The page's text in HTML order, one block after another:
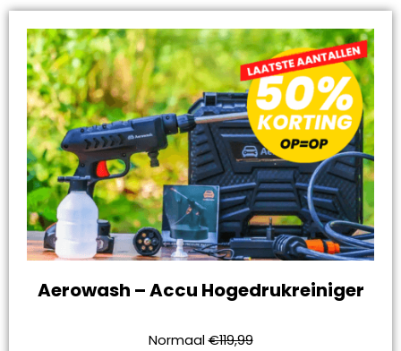
Aerowash – Accu Hogedrukreiniger
Normaal€119,99